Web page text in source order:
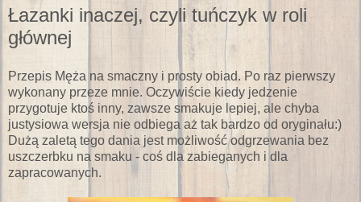
Łazanki inaczej, czyli tuńczyk w roli
głównej
Przepis Męża na smaczny i prosty obiad. Po raz pierwszy
wykonany przeze mnie. Oczywiście kiedy jedzenie
przygotuje ktoś inny, zawsze smakuje lepiej, ale chyba
justysiowa wersja nie odbiega aż tak bardzo od oryginału:)
Dużą zaletą tego dania jest możliwość odgrzewania bez
uszczerbku na smaku - coś dla zabieganych i dla
zapracowanych.